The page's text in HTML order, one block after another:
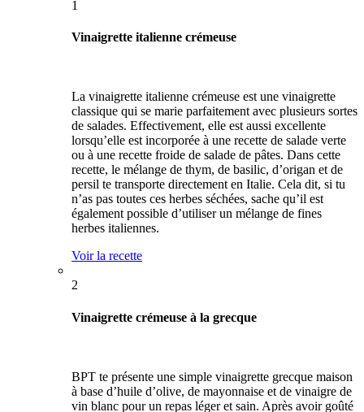
1
Vinaigrette italienne crémeuse
La vinaigrette italienne crémeuse est une vinaigrette
classique qui se marie parfaitement avec plusieurs sortes
de salades. Effectivement, elle est aussi excellente
lorsqu’elle est incorporée à une recette de salade verte
ou à une recette froide de salade de pâtes. Dans cette
recette, le mélange de thym, de basilic, d’origan et de
persil te transporte directement en Italie. Cela dit, si tu
n’as pas toutes ces herbes séchées, sache qu’il est
également possible d’utiliser un mélange de fines
herbes italiennes.
Voir la recette
2
Vinaigrette crémeuse à la grecque
BPT te présente une simple vinaigrette grecque maison
à base d’huile d’olive, de mayonnaise et de vinaigre de
vin blanc pour un repas léger et sain. Après avoir goûté